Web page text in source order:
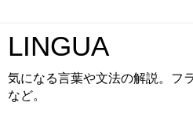
LINGUA
気になる言葉や文法の解説。フ
など。